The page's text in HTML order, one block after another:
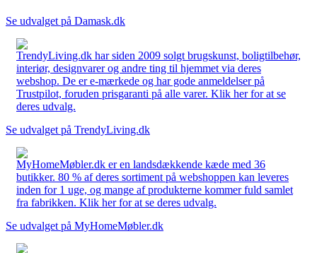
Se udvalget på Damask.dk
TrendyLiving.dk har siden 2009 solgt brugskunst, boligtilbehør,
interiør, designvarer og andre ting til hjemmet via deres
webshop. De er e-mærkede og har gode anmeldelser på
Trustpilot, foruden prisgaranti på alle varer. Klik her for at se
deres udvalg.
Se udvalget på TrendyLiving.dk
MyHomeMøbler.dk er en landsdækkende kæde med 36
butikker. 80 % af deres sortiment på webshoppen kan leveres
inden for 1 uge, og mange af produkterne kommer fuld samlet
fra fabrikken. Klik her for at se deres udvalg.
Se udvalget på MyHomeMøbler.dk